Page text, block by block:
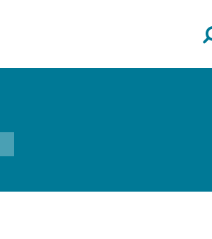
F
o
r
m
u
l
a
i
r
e
d
e
r
e
c
h
e
r
c
h
e